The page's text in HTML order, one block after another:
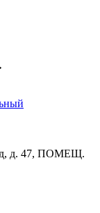
д, д. 47, ПОМЕЩ.